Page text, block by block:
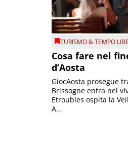
TURISMO & TEMPO
Cosa fare nel
d’Aosta
GiocAosta prosegue
Brissogne entra nel
Etroubles ospita la
A...